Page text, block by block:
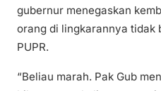
gubernur menegaskan
orang di lingkarannya tidak
PUPR.
“Beliau marah. Pak Gub